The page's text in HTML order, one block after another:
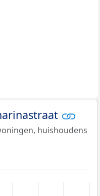
huishoudens